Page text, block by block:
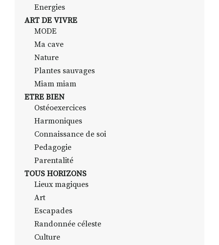
Energies
ART DE VIVRE
MODE
Ma cave
Nature
Plantes sauvages
Miam miam
ETRE BIEN
Ostéoexercices
Harmoniques
Connaissance de soi
Pedagogie
Parentalité
TOUS HORIZONS
Lieux magiques
Art
Escapades
Randonnée céleste
Culture